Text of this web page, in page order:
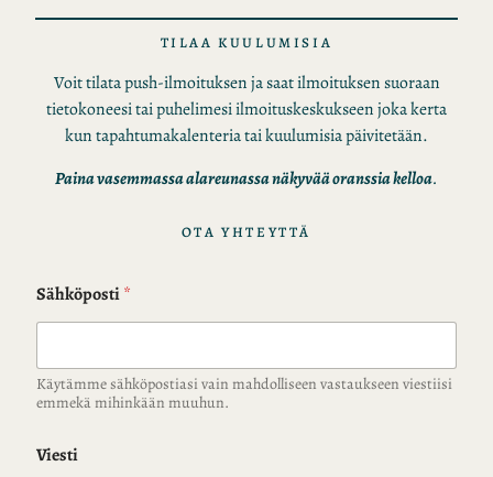
TILAA KUULUMISIA
Voit tilata push-ilmoituksen ja saat ilmoituksen suoraan
tietokoneesi tai puhelimesi ilmoituskeskukseen joka kerta
kun tapahtumakalenteria tai kuulumisia päivitetään.
Paina vasemmassa alareunassa näkyvää oranssia kelloa.
OTA YHTEYTTÄ
Sähköposti*
Käytämme sähköpostiasi vain mahdolliseen vastaukseen viestiisi
emmekä mihinkään muuhun.
Viesti